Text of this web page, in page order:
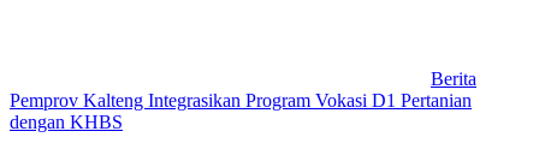
Berita
Pemprov Kalteng Integrasikan Program Vokasi D1 Pertanian
dengan KHBS